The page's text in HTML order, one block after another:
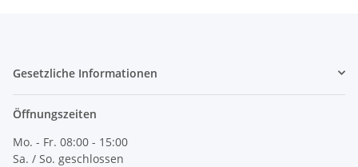
Gesetzliche Informationen
Öffnungszeiten
Mo. - Fr. 08:00 - 15:00
Sa. / So. geschlossen